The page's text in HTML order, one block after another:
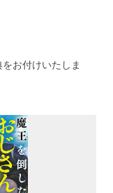
お付けいたしま